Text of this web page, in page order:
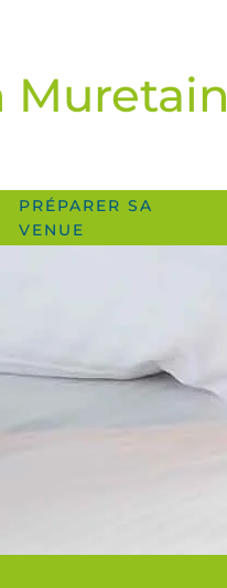
Muretain
PRÉPARER SA
VENUE